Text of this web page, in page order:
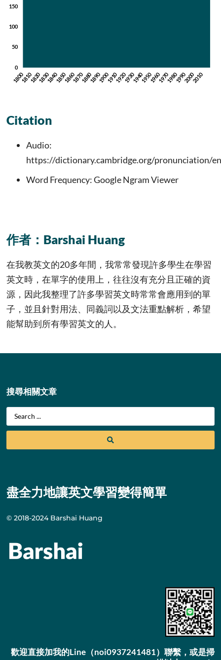
Citation
Audio:
https://dictionary.cambridge.org/pronunciation/
Word Frequency: Google Ngram Viewer
作者：Barshai Huang
在我教英文的20多年間，我常常發現許多學生在學習
英文時，在單字的使用上，往往沒有充分且正確的資
源，因此我整理了許多學習英文時常常會應用到的單
子，並且針對用法、同義詞以及文法重點解析，希望
能幫助到所有學習英文的人。
搜尋相關文章
盡全力地讓英文學習變得簡單
© 2018-2024 Barshai Huang
歡迎直接加我的Line（noi0937241481）聯繫，或是掃